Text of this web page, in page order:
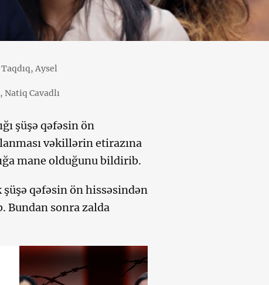
Aysel
Natiq Cavadlı
şüşə qəfəsin ön
vəkillərin etirazına
mane olduğunu bildirib.
qəfəsin ön hissəsindən
Bundan sonra zalda